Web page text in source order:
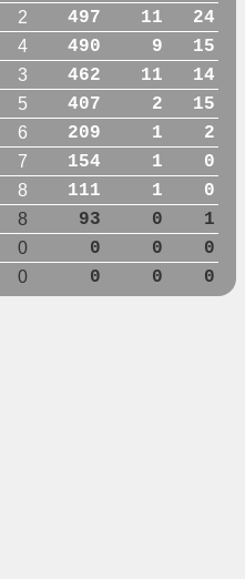
2 497 11 24
4 490 9 15
3 462 11 14
5 407 2 15
6 209 1 2
7 154 1 0
8 111 1 0
8 93 0 1
0 0 0 0
0 0 0 0